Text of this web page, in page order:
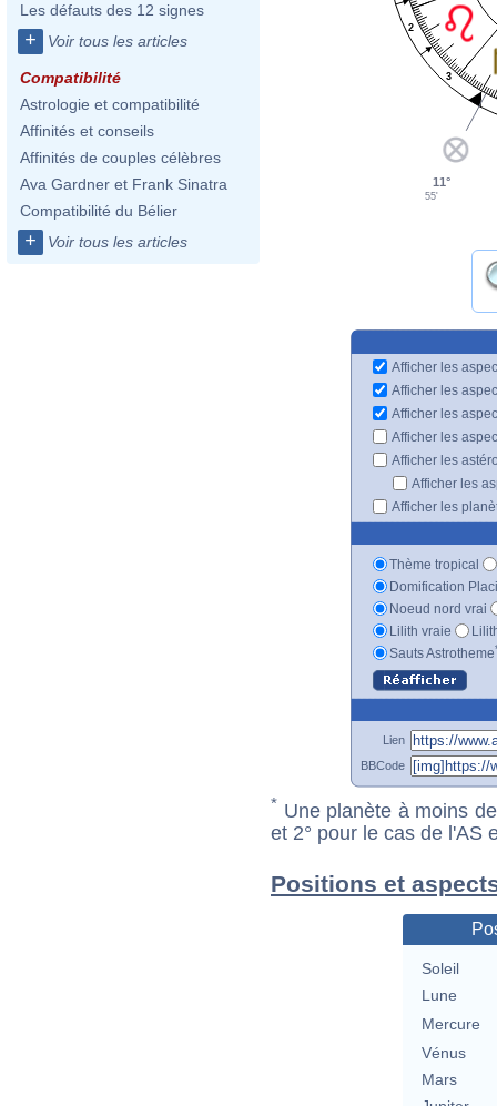
Les défauts des 12 signes
+ Voir tous les articles
Compatibilité
Astrologie et compatibilité
Affinités et conseils
Affinités de couples célèbres
Ava Gardner et Frank Sinatra
Compatibilité du Bélier
+ Voir tous les articles
2
3
11°
55'
Afficher les
Afficher les
Afficher les
Afficher les
Afficher les
Afficher les
Afficher les
Thème tropical
Domification
Noeud nord vrai
Lilith vraie
Sauts Astrotheme
Lien
BBCode
* Une planète à moins
et 2° pour le cas de l'AS
Positions et
Soleil
Lune
Mercure
Vénus
Mars